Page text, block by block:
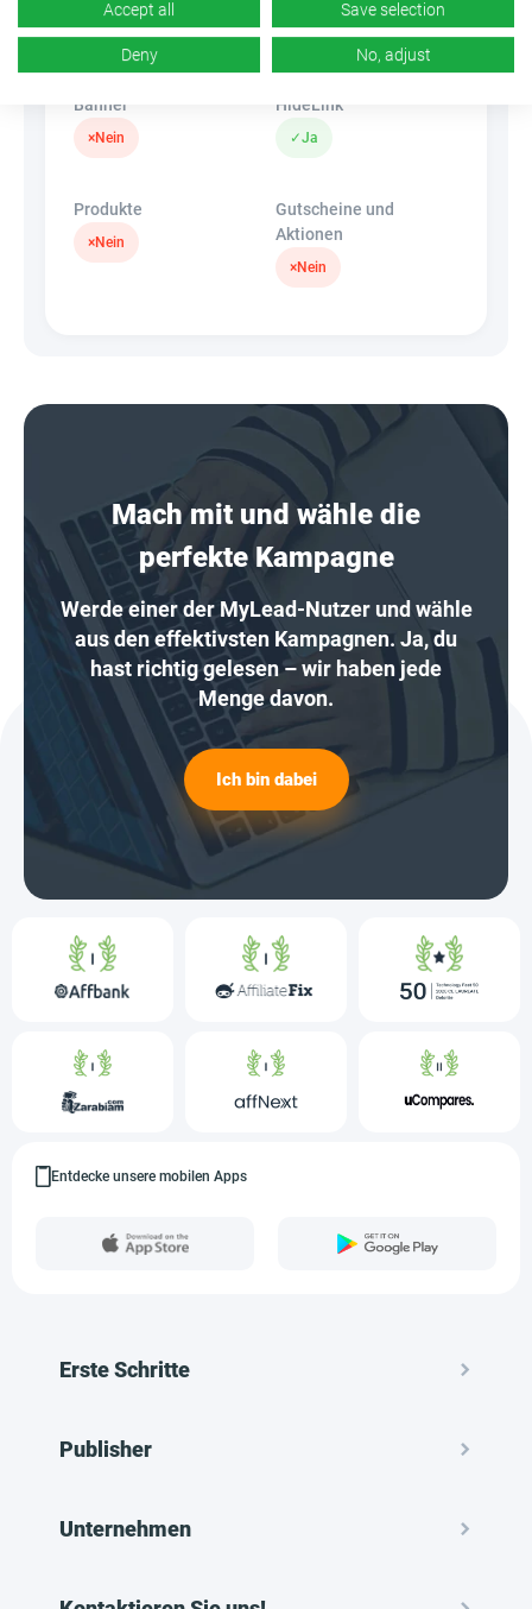
k.A.
×Nein
Banner
×Nein
HideLink
✓Ja
Produkte
×Nein
Gutscheine und
Aktionen
×Nein
Mach mit und wähle die
perfekte Kampagne
Werde einer der MyLead-Nutzer und wähle
aus den effektivsten Kampagnen. Ja, du
hast richtig gelesen – wir haben jede
Menge davon.
Ich bin dabei
Entdecke unsere mobilen Apps
Erste Schritte
Publisher
Unternehmen
Accept all Save selection
Deny No, adjust